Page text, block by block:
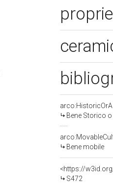
Bene Storico
Bene mobile
<https://
S472